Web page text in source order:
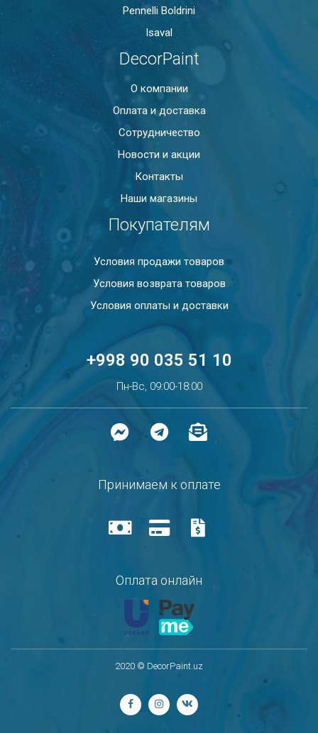
Pennelli Boldrini
Isaval
DecorPaint
О компании
Оплата и доставка
Сотрудничество
Новости и акции
Контакты
Наши магазины
Покупателям
Условия продажи товаров
Условия возврата товаров
Условия оплаты и доставки
+998 90 035 51 10
Пн-Вс, 09:00-18:00
Принимаем к оплате
Оплата онлайн
2020 © DecorPaint.uz